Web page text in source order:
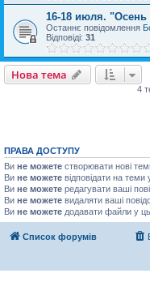
16-18 июля. "Осень
Останнє повідомлення
Відповіді: 31
Нова тема
4
ПРАВА ДОСТУПУ
Ви не можете створювати нові
Ви не можете відповідати на
Ви не можете редагувати ваші
Ви не можете видаляти ваші
Ви не можете додавати файли у
Список форумів